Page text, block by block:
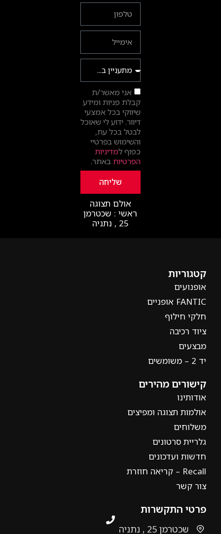
אני מאשר/ת
קבלת פניות ומידע
שיווקי בכל אמצעי
דיוור. ידוע לי שאוכל
לבטל בכל עת,
והשימוש בפרטיי
כפוף למדיניות
הפרטיות באתר.
שליחה
אולם תצוגה
ראשי : שכטרמן
25 , נתניה
קטגוריות
אופנועים
FANTIC אופניים
חלקי חילוף
ציוד רכיבה
מבצעים
יד 2 – משומשים
קישורים מהירים
אודותינו
אולמות תצוגה ומפיצים
משלוחים
גלריית סרטונים
חדשות ועדכונים
Recall – קריאה חוזרת
צור קשר
פרטי התקשרות
שכטרמן 25 , נתניה